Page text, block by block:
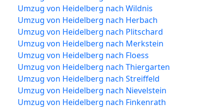
Umzug von Heidelberg nach Wildnis
Umzug von Heidelberg nach Herbach
Umzug von Heidelberg nach Plitschard
Umzug von Heidelberg nach Merkstein
Umzug von Heidelberg nach Floess
Umzug von Heidelberg nach Thiergarten
Umzug von Heidelberg nach Streiffeld
Umzug von Heidelberg nach Nievelstein
Umzug von Heidelberg nach Finkenrath